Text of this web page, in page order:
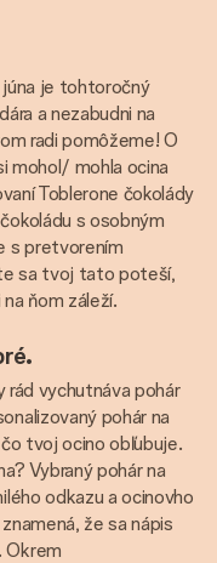
je tohtoročný
a nezabudni na
radi pomôžeme! O
mohol/ mohla ocina
Toblerone čokolády
s osobným
s pretvorením
sa tvoj tato poteší,
ňom záleží.
rád vychutnáva pohár
pohár na
tvoj ocino obľubuje.
Vybraný pohár na
odkazu a ocinovho
že sa nápis
Okrem